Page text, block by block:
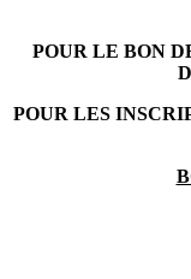
POUR LE BON
POUR LES